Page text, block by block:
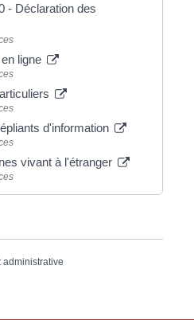
- Déclaration des
ligne
d'information
vivant à l'étranger
administrative